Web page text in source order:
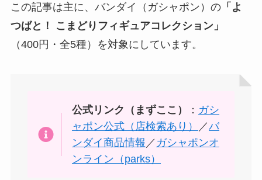
この記事は主に、バンダイ（ガシャポン）の「よ
つばと！ こまどりフィギュアコレクション」
（400円・全5種）を対象にしています。
公式リンク（まずここ） ： ガシ
ャポン公式（店検索あり）
／バ
ンダイ商品情報 ／ ガシャポンオ
ンライン（parks）